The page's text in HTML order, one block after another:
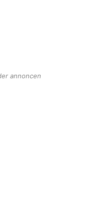
annoncen